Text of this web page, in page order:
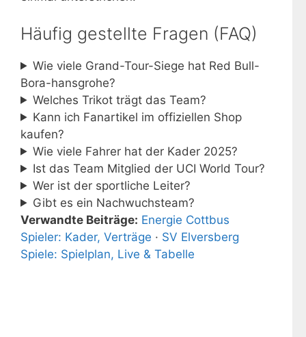
Häufig gestellte Fragen (FAQ)
Wie viele Grand-Tour-Siege hat Red Bull-
Bora-hansgrohe?
Welches Trikot trägt das Team?
Kann ich Fanartikel im offiziellen Shop
kaufen?
Wie viele Fahrer hat der Kader 2025?
Ist das Team Mitglied der UCI World Tour?
Wer ist der sportliche Leiter?
Gibt es ein Nachwuchsteam?
Verwandte Beiträge: Energie Cottbus
Spieler: Kader, Verträge · SV Elversberg
Spiele: Spielplan, Live & Tabelle